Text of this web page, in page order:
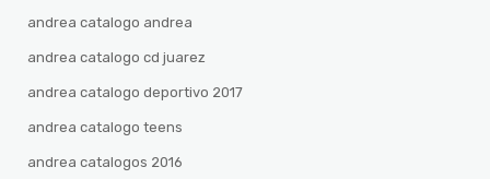
andrea catalogo andrea
andrea catalogo cd juarez
andrea catalogo deportivo 2017
andrea catalogo teens
andrea catalogos 2016